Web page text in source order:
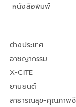
หนังสือพิมพ์
ต่างประเทศ
อาชญากรรม
X-CITE
ยานยนต์
สาธารณสุข-คุณภาพ